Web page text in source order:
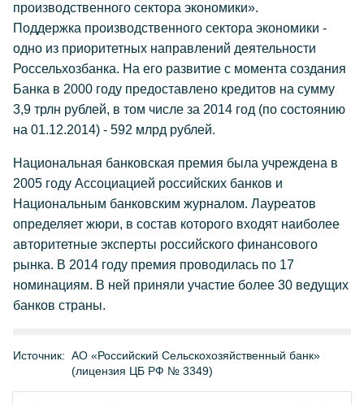
производственного сектора экономики».
Поддержка производственного сектора экономики -
одно из приоритетных направлений деятельности
Россельхозбанка. На его развитие с момента создания
Банка в 2000 году предоставлено кредитов на сумму
3,9 трлн рублей, в том числе за 2014 год (по состоянию
на 01.12.2014) - 592 млрд рублей.
Национальная банковская премия была учреждена в
2005 году Ассоциацией российских банков и
Национальным банковским журналом. Лауреатов
определяет жюри, в состав которого входят наиболее
авторитетные эксперты российского финансового
рынка. В 2014 году премия проводилась по 17
номинациям. В ней приняли участие более 30 ведущих
банков страны.
Источник: АО «Российский Сельскохозяйственный банк»
(лицензия ЦБ РФ № 3349)